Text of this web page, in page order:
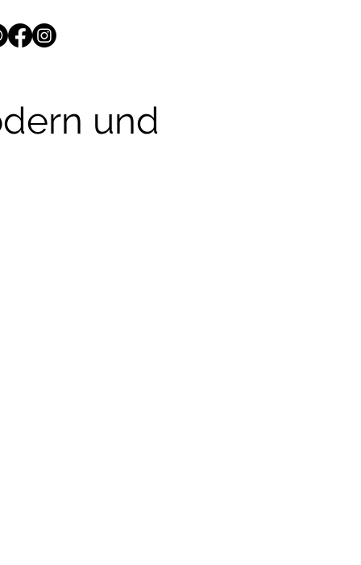
und